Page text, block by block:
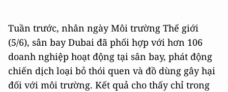
Tuần trước, nhân ngày Môi trường Thế giới
(5/6), sân bay Dubai đã phối hợp với hơn 106
doanh nghiệp hoạt động tại sân bay, phát động
chiến dịch loại bỏ thói quen và đồ dùng gây hại
đối với môi trường. Kết quả cho thấy chỉ trong